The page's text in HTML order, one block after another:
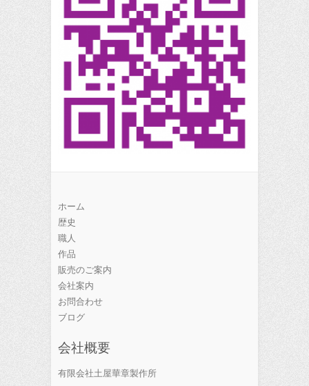
ホーム
歴史
職人
作品
販売のご案内
会社案内
お問合わせ
ブログ
会社概要
有限会社土屋華章製作所